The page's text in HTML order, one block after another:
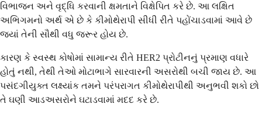
વિભાજન અને વૃદ્ધિ કરવાની ક્ષમતાને વિક્ષેપિત કરે છે. આ લક્ષિત
અભિગમનો અર્થ એ છે કે કીમોથેરાપી સીધી રીતે પહોંચાડવામાં આવે છે
જ્યાં તેની સૌથી વધુ જરૂર હોય છે.
કારણ કે સ્વસ્થ કોષોમાં સામાન્ય રીતે HER2 પ્રોટીનનું પ્રમાણ વધારે
હોતું નથી, તેથી તેઓ મોટાભાગે સારવારની અસરોથી બચી જાય છે. આ
પસંદગીયુક્ત લક્ષ્યાંક તમને પરંપરાગત કીમોથેરાપીથી અનુભવી શકો છો
તે ઘણી આડઅસરોને ઘટાડવામાં મદદ કરે છે.